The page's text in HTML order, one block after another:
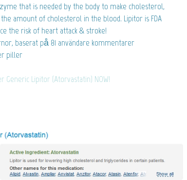
that is needed by the body to make cholesterol,
amount of cholesterol in the blood. Lipitor is FDA
the risk of heart attack & stroke!
baserat på 81 användare kommentarer
piller
Generic Lipitor (Atorvastatin) NOW!